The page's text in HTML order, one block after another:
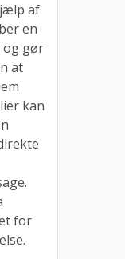
af
en
og gør
at
kan
for